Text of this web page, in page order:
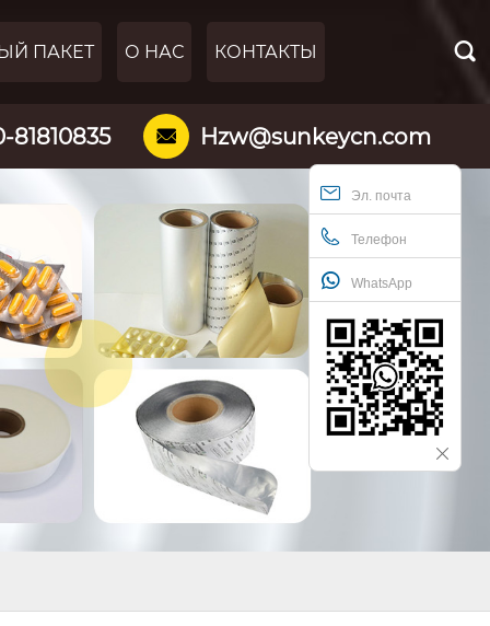
ПАКЕТ О НАС КОНТАКТЫ 
81810835  Hzw@sunkeycn.com
Эл. почта
Телефон
WhatsApp